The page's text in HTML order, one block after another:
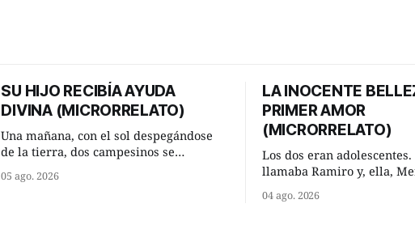
SU HIJO RECIBÍA AYUDA
DIVINA (MICRORRELATO)
Una mañana, con el sol despegándose
de la tierra, dos campesinos se
detuvieron un momento a hablar. —
05 ago. 2026
LA INOCENTE
PRIMER AMOR
(MICRORRELATO)
Los dos eran adolescentes.
llamaba Ramiro y, ella,
de verano, a las ocho de la
04 ago. 2026